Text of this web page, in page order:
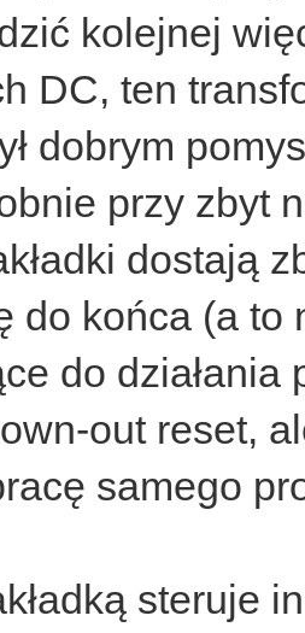
kolejnej
DC, ten
dobrym
przy zbyt
dostają
do końca (a
do działania
out reset,
samego
steruje